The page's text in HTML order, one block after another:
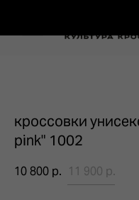
Обувь
кроссовки
pink" 1002
10 800 р. 11 900 р.